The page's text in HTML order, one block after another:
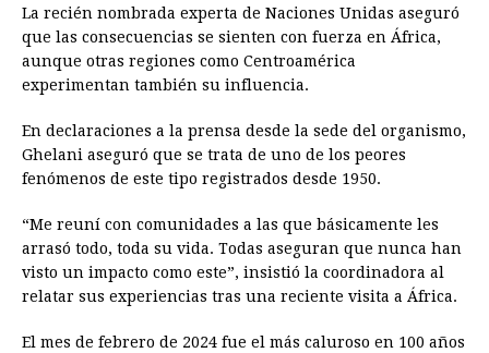
La recién nombrada experta de Naciones Unidas aseguró
que las consecuencias se sienten con fuerza en África,
aunque otras regiones como Centroamérica
experimentan también su influencia.
En declaraciones a la prensa desde la sede del organismo,
Ghelani aseguró que se trata de uno de los peores
fenómenos de este tipo registrados desde 1950.
“Me reuní con comunidades a las que básicamente les
arrasó todo, toda su vida. Todas aseguran que nunca han
visto un impacto como este”, insistió la coordinadora al
relatar sus experiencias tras una reciente visita a África.
El mes de febrero de 2024 fue el más caluroso en 100 años